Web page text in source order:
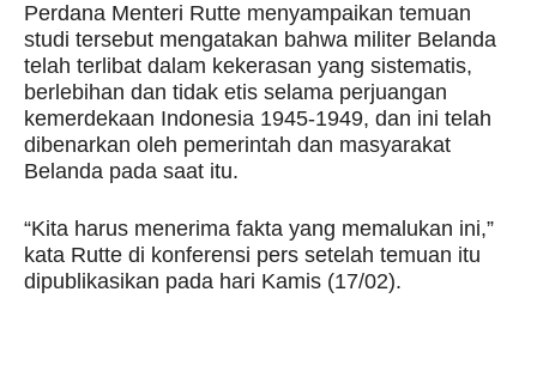
Perdana Menteri Rutte menyampaikan temuan
studi tersebut mengatakan bahwa militer Belanda
telah terlibat dalam kekerasan yang sistematis,
berlebihan dan tidak etis selama perjuangan
kemerdekaan Indonesia 1945-1949, dan ini telah
dibenarkan oleh pemerintah dan masyarakat
Belanda pada saat itu.
“Kita harus menerima fakta yang memalukan ini,”
kata Rutte di konferensi pers setelah temuan itu
dipublikasikan pada hari Kamis (17/02).